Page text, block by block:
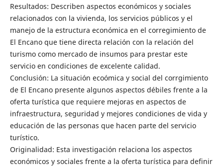
Resultados: Describen aspectos económicos y sociales
relacionados con la vivienda, los servicios públicos y el
manejo de la estructura económica en el corregimiento de
El Encano que tiene directa relación con la relación del
turismo como mercado de insumos para prestar este
servicio en condiciones de excelente calidad.
Conclusión: La situación ecoómica y social del corrgimiento
de El Encano presente algunos aspectos débiles frente a la
oferta turística que requiere mejoras en aspectos de
infraestructura, seguridad y mejores condiciones de vida y
educación de las personas que hacen parte del servicio
turístico.
Originalidad: Esta investigación relaciona los aspectos
económicos y sociales frente a la oferta turística para definir